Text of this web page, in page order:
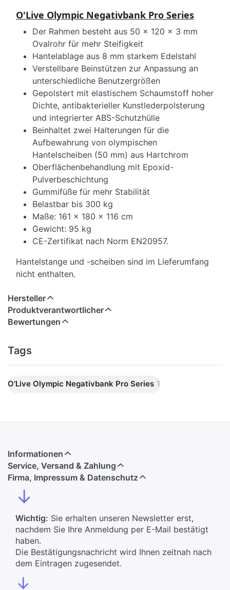
O'Live Olympic Negativbank Pro Series
Der Rahmen besteht aus 50 x 120 x 3 mm
Ovalrohr für mehr Steifigkeit
Hantelablage aus 8 mm starkem Edelstahl
Verstellbare Beinstützen zur Anpassung an
unterschiedliche Benutzergrößen
Gepolstert mit elastischem Schaumstoff hoher
Dichte, antibakterieller Kunstlederpolsterung
und integrierter ABS-Schutzhülle
Beinhaltet zwei Halterungen für die
Aufbewahrung von olympischen
Hantelscheiben (50 mm) aus Hartchrom
Oberflächenbehandlung mit Epoxid-
Pulverbeschichtung
Gummifüße für mehr Stabilität
Belastbar bis 300 kg
Maße: 161 x 180 x 116 cm
Gewicht: 95 kg
CE-Zertifikat nach Norm EN20957.
Hantelstange und -scheiben sind im Lieferumfang
nicht enthalten.
Hersteller
Produktverantwortlicher
Bewertungen
Tags
O'Live Olympic Negativbank Pro Series 1
Informationen
Service, Versand & Zahlung
Firma, Impressum & Datenschutz
↓
Wichtig: Sie erhalten unseren Newsletter erst,
nachdem Sie Ihre Anmeldung per E-Mail bestätigt
haben.
Die Bestätigungsnachricht wird Ihnen zeitnah nach
dem Eintragen zugesendet.
↓